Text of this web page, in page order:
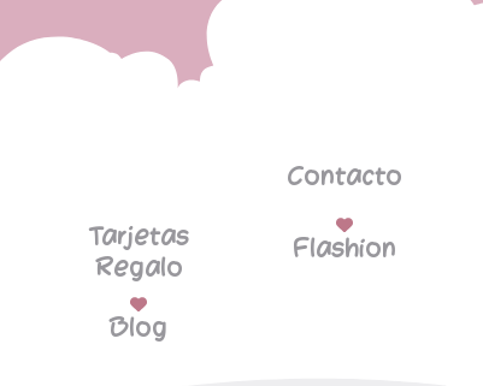
Tarjetas
Regalo
Blog
Contacto
Flashion